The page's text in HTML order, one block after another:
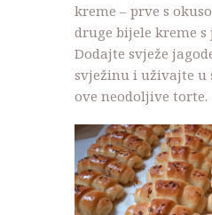
kreme – prve s
druge bijele kreme s
Dodajte svježe
svježinu i uživajte u
ove neodoljive torte.